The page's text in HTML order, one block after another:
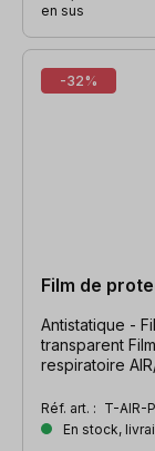
en sus
-32%
Film de
Antistatique -
transparent
respiratoire
Réf. art. : T-AIR-
En stock,